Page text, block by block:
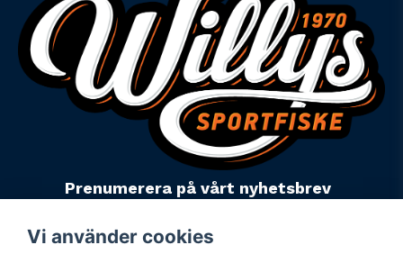
Prenumerera på vårt nyhetsbrev
Vi använder cookies